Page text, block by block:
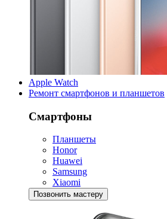
Apple Watch
Ремонт смартфонов и планшетов
Смартфоны
Планшеты
Honor
Huawei
Samsung
Xiaomi
Позвонить мастеру